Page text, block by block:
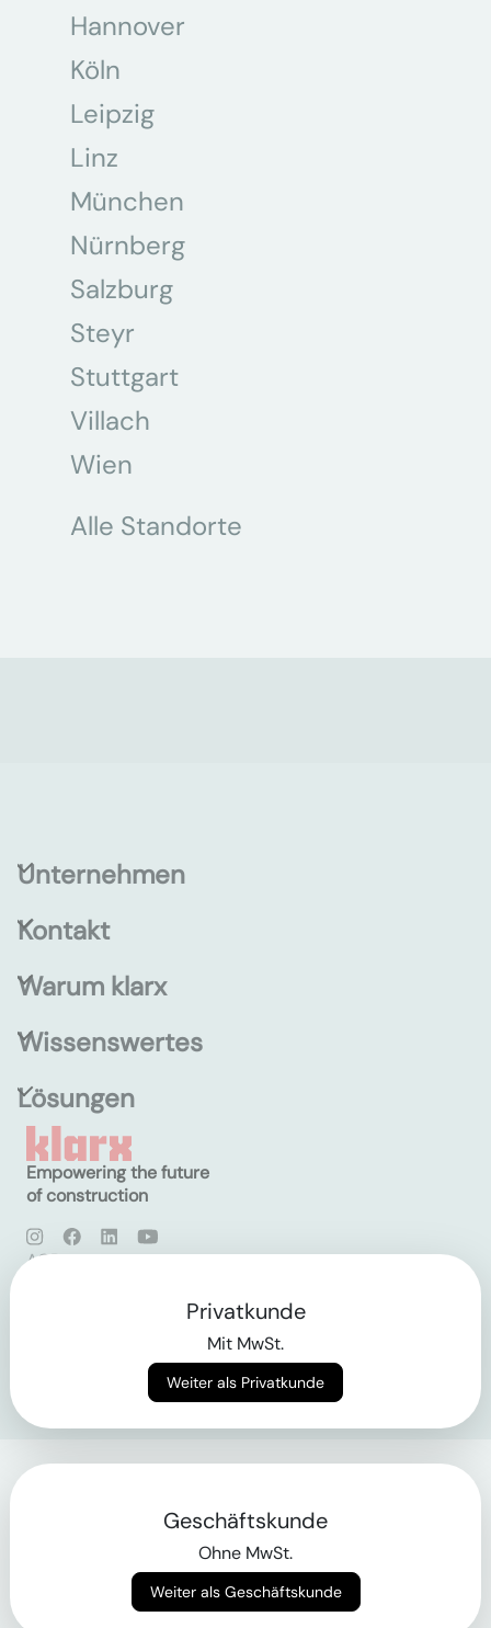
Hannover
Köln
Leipzig
Linz
München
Nürnberg
Salzburg
Steyr
Stuttgart
Villach
Wien
Alle Standorte
Unternehmen
Kontakt
Warum klarx
Wissenswertes
Lösungen
Empowering the future
of construction
AGB
Privatkunde
Mit MwSt.
Weiter als Privatkunde
Geschäftskunde
Ohne MwSt.
Weiter als Geschäftskunde